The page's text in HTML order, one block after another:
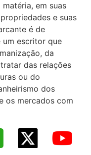
em suas
e suas
é de
um escritor que
da
das relações
ou do
dos
os mercados com